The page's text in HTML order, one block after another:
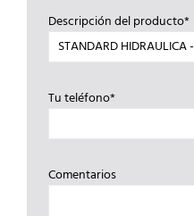
Descripción del producto*
Tu teléfono*
Comentarios